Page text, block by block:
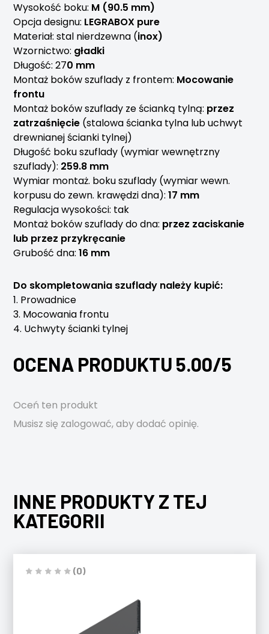
Wysokość boku: M (90.5 mm)
Opcja designu: LEGRABOX pure
Materiał: stal nierdzewna (inox)
Wzornictwo: gładki
Długość: 270 mm
Montaż boków szuflady z frontem: Mocowanie
frontu
Montaż boków szuflady ze ścianką tylną: przez
zatrzaśnięcie (stalowa ścianka tylna lub uchwyt
drewnianej ścianki tylnej)
Długość boku szuflady (wymiar wewnętrzny
szuflady): 259.8 mm
Wymiar montaż. boku szuflady (wymiar wewn.
korpusu do zewn. krawędzi dna):17 mm
Regulacja wysokości: tak
Montaż boków szuflady do dna: przez zaciskanie
lub przez przykręcanie
Grubość dna: 16 mm
Do skompletowania szuflady należy kupić:
1. Prowadnice
3. Mocowania frontu
4. Uchwyty ścianki tylnej
OCENA PRODUKTU 5.00/5
Oceń ten produkt
Musisz się zalogować, aby dodać opinię.
INNE PRODUKTY Z TEJ
KATEGORII
(0)